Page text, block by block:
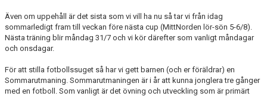
Även om uppehåll är det sista som vi vill ha nu så tar vi från idag
sommarledigt fram till veckan före nästa cup (MittNorden lör-sön 5-6/8).
Nästa träning blir måndag 31/7 och vi kör därefter som vanligt måndagar
och onsdagar.
För att stilla fotbollssuget så har vi gett barnen (och er föräldrar) en
Sommarutmaning. Sommarutmaningen är i år att kunna jonglera tre gånger
med en fotboll. Som vanligt är det övning och utveckling som är primärt